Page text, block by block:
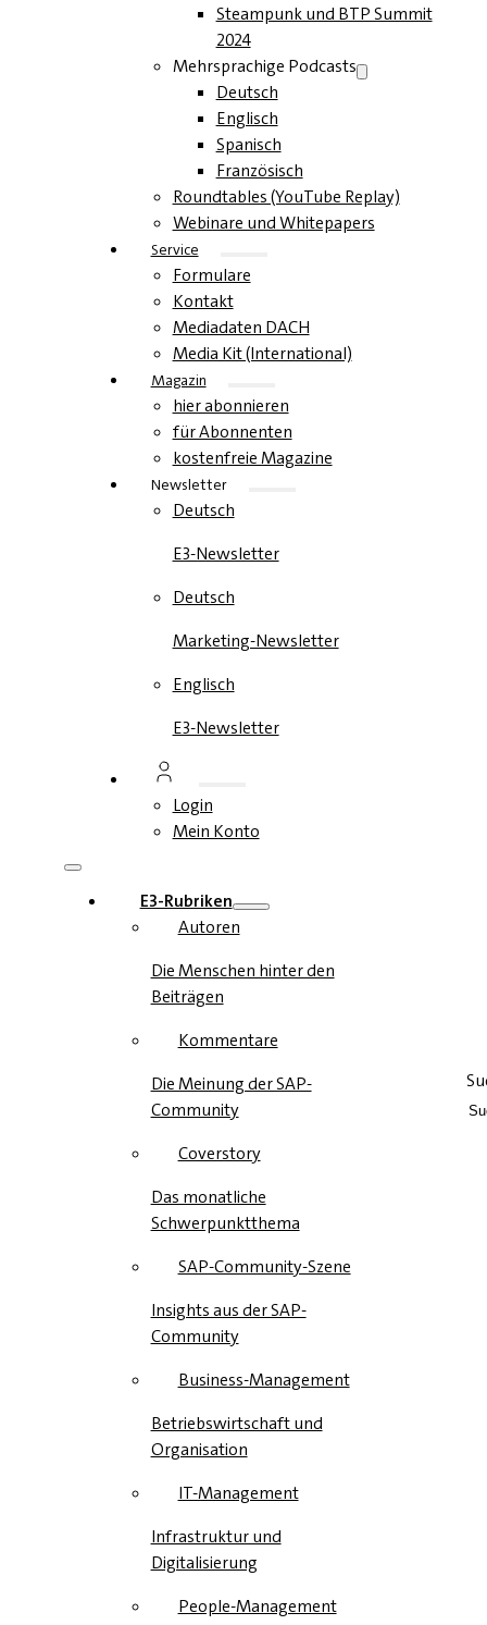
Steampunk und BTP Summit
2024
Mehrsprachige Podcasts
Deutsch
Englisch
Spanisch
Französisch
Roundtables (YouTube Replay)
Webinare und Whitepapers
Service
Formulare
Kontakt
Mediadaten DACH
Media Kit (International)
Magazin
hier abonnieren
für Abonnenten
kostenfreie Magazine
Newsletter
Deutsch
E3-Newsletter
Deutsch
Marketing-Newsletter
Englisch
E3-Newsletter
Login
Mein Konto
E3-Rubriken
Autoren
Die Menschen hinter den
Beiträgen
Kommentare
Die Meinung der SAP-
Community
Coverstory
Das monatliche
Schwerpunktthema
SAP-Community-Szene
Insights aus der SAP-
Community
Business-Management
Betriebswirtschaft und
Organisation
IT-Management
Infrastruktur und
Digitalisierung
People-Management